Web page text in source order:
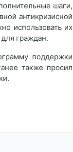
шаги,
антикризисной
использовать их
граждан.
поддержки
также просил